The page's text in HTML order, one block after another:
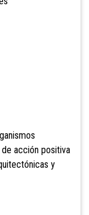
acción positiva
y